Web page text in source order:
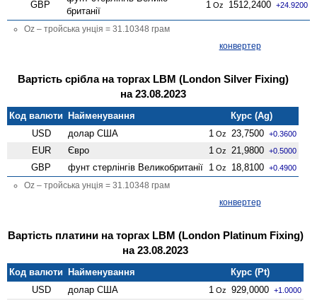
GBP
британії
1 Oz 1512,2400 +24.9200
Oz – тройська унція = 31.10348 грам
конвертер
Вартість срібла на торгах LBM (London Silver Fixing)
на 23.08.2023
Код валюти Найменування
Курс (Ag)
USD
долар США 1 Oz 23,7500 +0.3600
EUR Євро 1 Oz 21,9800 +0.5000
GBP фунт стерлінгів Велико­британії 1 Oz 18,8100 +0.4900
Oz – тройська унція = 31.10348 грам
конвертер
Вартість платини на торгах LBM (London Platinum Fixing)
на 23.08.2023
Код валюти Найменування
Курс (Pt)
USD
долар США 1 Oz 929,0000 +1.0000